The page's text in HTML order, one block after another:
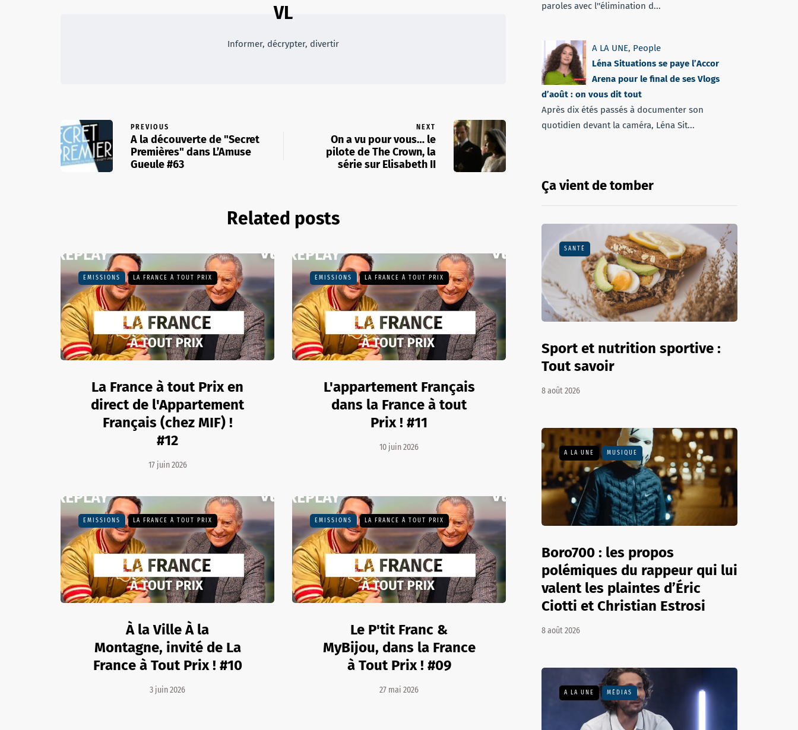
VL
Informer, décrypter, divertir
PREVIOUS
A la découverte de "Secret
Premières" dans L’Amuse
Gueule #63
NEXT
On a vu pour vous… le
pilote de The Crown, la
série sur Elisabeth II
Related posts
EMISSIONS LA FRANCE À TOUT PRIX
La France à tout Prix en
direct de l'Appartement
Français (chez MIF) !
#12
17 juin 2026
EMISSIONS LA FRANCE À TOUT PRIX
L'appartement Français
dans la France à tout
Prix ! #11
10 juin 2026
EMISSIONS LA FRANCE À TOUT PRIX
À la Ville À la
Montagne, invité de La
France à Tout Prix ! #10
3 juin 2026
EMISSIONS LA FRANCE À TOUT PRIX
Le P'tit Franc &
MyBijou, dans la France
à Tout Prix ! #09
27 mai 2026
paroles avec l''élimination d...
A LA UNE, People
Léna Situations se paye l’Accor
Arena pour le final de ses Vlogs
d’août : on vous dit tout
Après dix étés passés à documenter son
quotidien devant la caméra, Léna Sit...
Ça vient de tomber
SANTÉ
Sport et nutrition sportive :
Tout savoir
8 août 2026
A LA UNE MUSIQUE
Boro700 : les propos
polémiques du rappeur qui lui
valent les plaintes d’Éric
Ciotti et Christian Estrosi
8 août 2026
A LA UNE MÉDIAS